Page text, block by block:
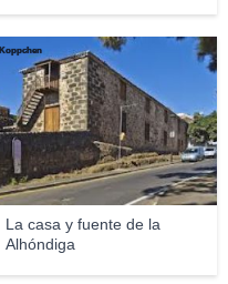
La casa y fuente de la
Alhóndiga
Koppchen